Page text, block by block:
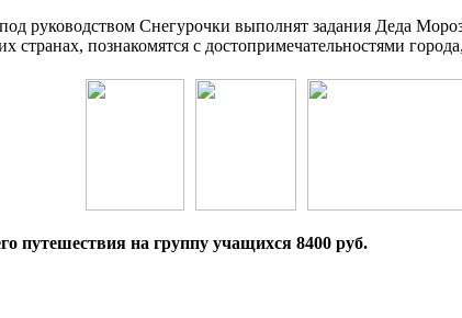
руководством Снегурочки выполнят задания Деда
странах, познакомятся с достопримечательностями
путешествия на группу учащихся 8400 руб.